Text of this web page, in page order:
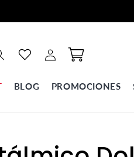
BLOG PROMOCIONES
sesión
Carrito